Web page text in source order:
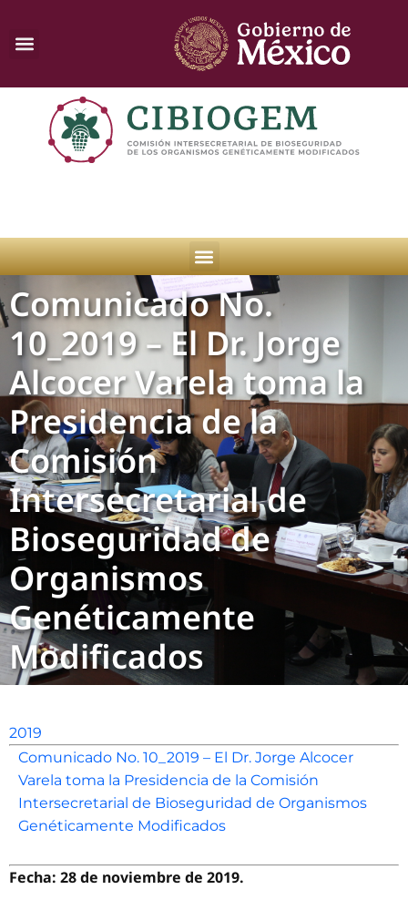
Comunicado No.
10_2019 – El Dr. Jorge
Alcocer Varela toma la
Presidencia de la
Comisión
Intersecretarial de
Bioseguridad de
Organismos
Genéticamente
Modificados
2019
Comunicado No. 10_2019 – El Dr. Jorge Alcocer
Varela toma la Presidencia de la Comisión
Intersecretarial de Bioseguridad de Organismos
Genéticamente Modificados
Fecha: 28 de noviembre de 2019.